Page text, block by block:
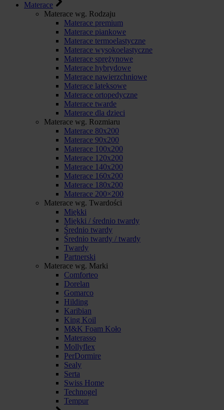
Materace
Materace wg. Rodzaju
Materace premium
Materace piankowe
Materace termoelastyczne
Materace wysokoelastyczne
Materace sprężynowe
Materace hybrydowe
Materace nawierzchniowe
Materace lateksowe
Materace ortopedyczne
Materace twarde
Materace dla dzieci
Materace wg. Rozmiaru
Materace 80x200
Materace 90x200
Materace 100x200
Materace 120x200
Materace 140x200
Materace 160x200
Materace 180x200
Materace 200×200
Materace wg. Twardości
Miękki
Miękki / średnio twardy
Średnio twardy
Średnio twardy / twardy
Twardy
Partnerski
Materace wg. Marki
Comforteo
Dorelan
Gomarco
Hilding
Karibian
King Koil
M&K Foam Koło
Materasso
Mollyflex
PerDormire
Sealy
Serta
Swiss Home
Technogel
Tempur